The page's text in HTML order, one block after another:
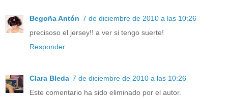
Begoña Antón 7 de diciembre de 2010 a las 10:26
precisoso el jersey!! a ver si tengo suerte!
Responder
Clara Bleda 7 de diciembre de 2010 a las 10:26
Este comentario ha sido eliminado por el autor.